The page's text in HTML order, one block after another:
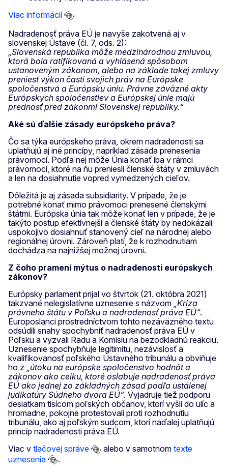
Viac informácií
Nadradenosť práva EÚ je navyše zakotvená aj v
slovenskej Ústave (čl. 7, ods. 2):
„Slovenská republika môže medzinárodnou zmluvou,
ktorá bola ratifikovaná a vyhlásená spôsobom
ustanoveným zákonom, alebo na základe takej zmluvy
preniesť výkon časti svojich práv na Európske
spoločenstvá a Európsku úniu. Právne záväzné akty
Európskych spoločenstiev a Európskej únie majú
prednosť pred zákonmi Slovenskej republiky.“
Aké sú ďalšie zásady európskeho práva?
Čo sa týka európskeho práva, okrem nadradenosti sa
uplatňujú aj iné princípy, napríklad zásada prenesenia
právomocí. Podľa nej môže Únia konať iba v rámci
právomocí, ktoré na ňu preniesli členské štáty v zmluvách
a len na dosiahnutie vopred vymedzených cieľov.
Dôležitá je aj zásada subsidiarity. V prípade, že je
potrebné konať mimo právomoci prenesené členskými
štátmi. Európska únia tak môže konať len v prípade, že je
takýto postup efektívnejší a členské štáty by nedokázali
uspokojivo dosiahnuť stanovený cieľ na národnej alebo
regionálnej úrovni. Zároveň platí, že k rozhodnutiam
dochádza na najnižšej možnej úrovni.
Z čoho pramení mýtus o nadradenosti európskych
zákonov?
Európsky parlament prijal vo štvrtok (21. októbra 2021)
takzvané nelegislatívne uznesenie s názvom „Kríza
právneho štátu v Poľsku a nadradenosť práva EÚ“.
Europoslanci prostredníctvom tohto nezáväzného textu
odsúdili snahy spochybniť nadradenosť práva EÚ v
Poľsku a vyzvali Radu a Komisiu na bezodkladnú reakciu.
Uznesenie spochybňuje legitimitu, nezávislosť a
kvalifikovanosť poľského Ústavného tribunálu a obviňuje
ho z
„útoku na európske spoločenstvo hodnôt a
zákonov ako celku, ktoré oslabuje nadradenosť práva
EÚ ako jednej zo základných zásad podľa ustálenej
judikatúry Súdneho dvora EÚ“. Vyjadruje tiež podporu
desiatkam tisícom poľských občanov, ktorí vyšli do ulíc a
hromadne, pokojne protestovali proti rozhodnutiu
tribunálu, ako aj poľským sudcom, ktorí naďalej uplatňujú
princíp nadradenosti práva EÚ.
Viac v tlačovej správe alebo v samotnom texte
uznesenia
.